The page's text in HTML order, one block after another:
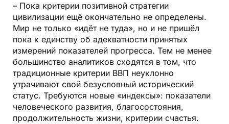
– Пока критерии позитивной стратегии
цивилизации ещё окончательно не определены.
Мир не только «идёт не туда», но и не пришёл
пока к единству об адекватности принятых
измерений показателей прогресса. Тем не менее
большинство аналитиков сходятся в том, что
традиционные критерии ВВП неуклонно
утрачивают свой безусловный исторический
статус. Требуются новые «индексы»: показатели
человеческого развития, благосостояния,
продолжительность жизни, критерии счастья.